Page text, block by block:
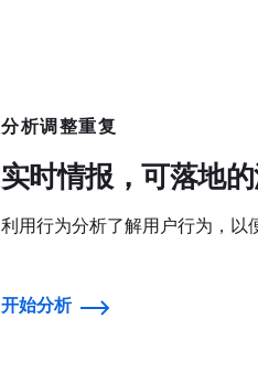
分析调整重复
实时情报，可落地
利用行为分析了解用户行为，以
开始分析